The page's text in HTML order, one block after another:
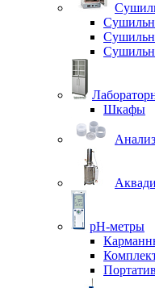
Шкафы
pH-метры